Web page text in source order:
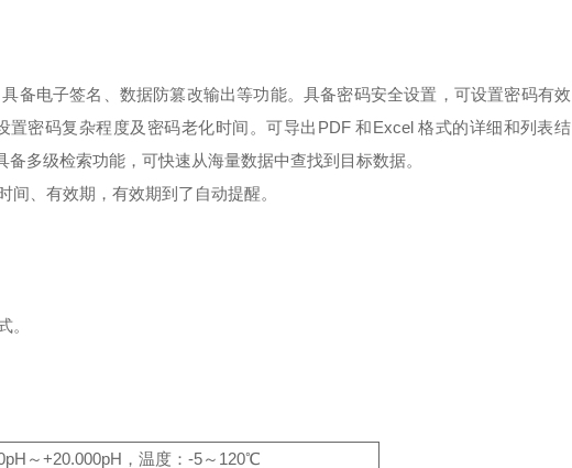
具备电子签名、数据防篡改输出等功能。 具备密码安全设置，可设置密码有效
置密码复杂程度及密码老化时间。可导出PDF 和Excel 格式的详细和列表结
备多级检索功能，可快速从海量数据中查找到目标数据。
、有效期，有效期到了自动提醒。
。
～+20.000pH，温度：-5～120℃